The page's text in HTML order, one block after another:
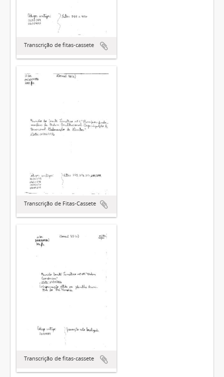
Transcrição de fitas-cassete
Transcrição de Fitas-Cassete
Transcrição de fitas-cassete